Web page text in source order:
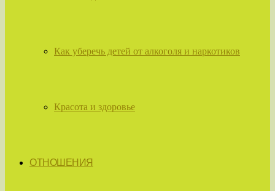
Как уберечь детей от алкоголя и наркотиков
Красота и здоровье
ОТНОШЕНИЯ